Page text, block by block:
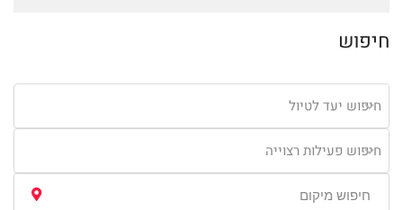
חיפוש
חיפוש יעד לטיול
חיפוש פעילות רצוייה